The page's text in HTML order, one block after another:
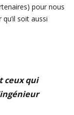
pour nous
soit aussi
ceux qui